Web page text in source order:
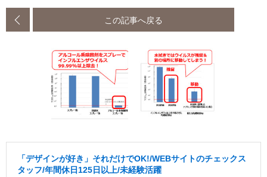
この記事へ戻る
「デザインが好き」それだけでOK!/WEBサイトのチェックス
タッフ/年間休日125日以上/未経験活躍